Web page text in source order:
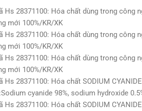
Hs 28371100: Hóa chất dùng trong công
mới 100%/KR/XK
Hs 28371100: Hóa chất dùng trong công
mới 100%/KR/XK
Hs 28371100: Hóa chất dùng trong công
mới 100%/KR/XK
Hs 28371100: Hóa chất SODIUM
cyanide 98%, sodium hydroxide
Hs 28371100: Hóa chất SODIUM